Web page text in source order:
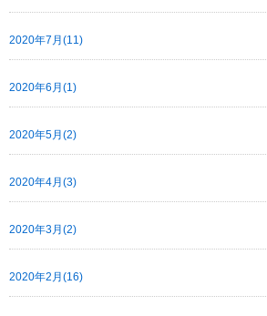
2020年7月(11)
2020年6月(1)
2020年5月(2)
2020年4月(3)
2020年3月(2)
2020年2月(16)